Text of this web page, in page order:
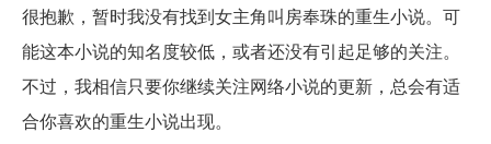
很抱歉，暂时我没有找到女主角叫房奉珠的重生小说。可
能这本小说的知名度较低，或者还没有引起足够的关注。
不过，我相信只要你继续关注网络小说的更新，总会有适
合你喜欢的重生小说出现。